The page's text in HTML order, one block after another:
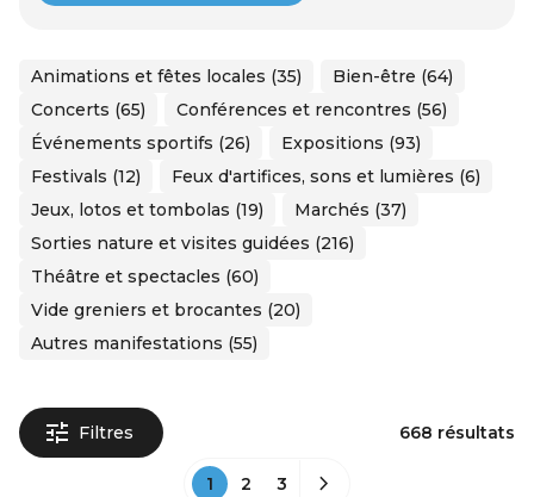
Animations et fêtes locales (35)
Bien-être (64)
Concerts (65)
Conférences et rencontres (56)
Événements sportifs (26)
Expositions (93)
Festivals (12)
Feux d'artifices, sons et lumières (6)
Jeux, lotos et tombolas (19)
Marchés (37)
Sorties nature et visites guidées (216)
Théâtre et spectacles (60)
Vide greniers et brocantes (20)
Autres manifestations (55)
Filtres 668 résultats
1 2 3